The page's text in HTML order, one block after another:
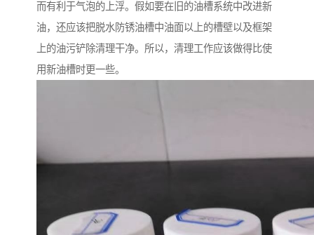
而有利于气泡的上浮。假如要在旧的油槽系统中改进新
油，还应该把脱水防锈油槽中油面以上的槽壁以及框架
上的油污铲除清理干净。所以，清理工作应该做得比使
用新油槽时更一些。